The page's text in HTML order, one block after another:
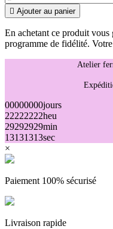
 Ajouter au panier
En achetant ce produit vous
programme de fidélité.
Atelier
00000000jours
22222222heu
29292929min
13131313sec
×
Paiement 100% sécurisé
Livraison rapide